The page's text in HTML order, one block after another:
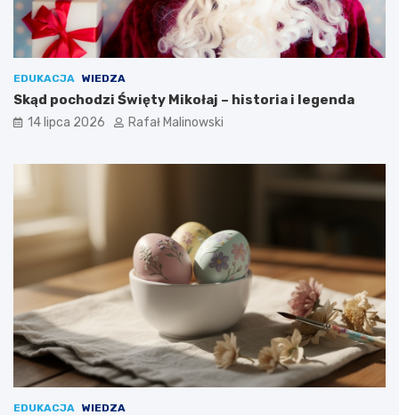
EDUKACJA WIEDZA
Skąd pochodzi Święty Mikołaj – historia i legenda
14 lipca 2026 Rafał Malinowski
EDUKACJA WIEDZA